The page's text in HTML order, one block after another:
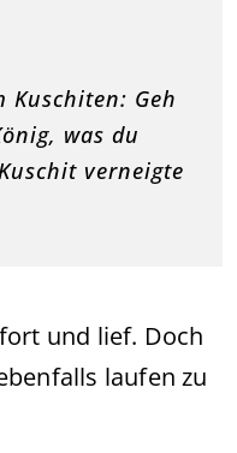
Kuschiten: Geh
was du
verneigte
und lief. Doch
laufen zu